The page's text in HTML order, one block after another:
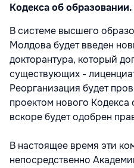
Кодекса об образовании.
В системе высшего
Молдова будет введен
докторантура, который
существующих -
Реорганизация будет
проектом нового
вскоре будет одобрен
В настоящее время эти
непосредственно